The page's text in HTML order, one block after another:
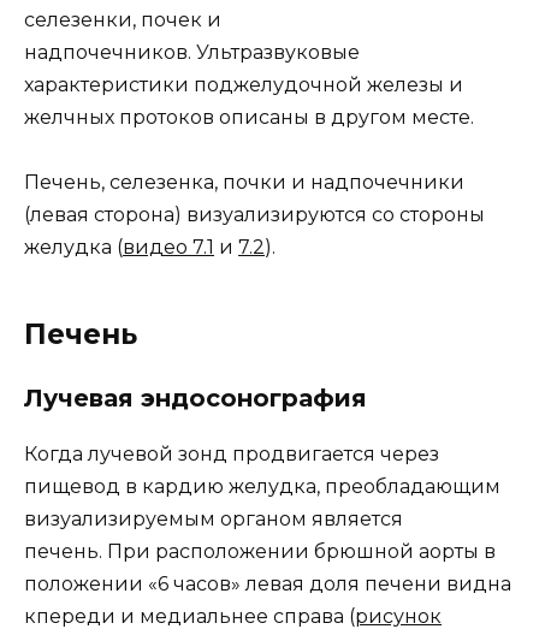
селезенки, почек и
надпочечников. Ультразвуковые
характеристики поджелудочной железы и
желчных протоков описаны в другом месте.
Печень, селезенка, почки и надпочечники
(левая сторона) визуализируются со стороны
желудка (видео 7.1 и 7.2).
Печень
Лучевая эндосонография
Когда лучевой зонд продвигается через
пищевод в кардию желудка, преобладающим
визуализируемым органом является
печень. При расположении брюшной аорты в
положении «6 часов» левая доля печени видна
кпереди и медиальнее справа (рисунок